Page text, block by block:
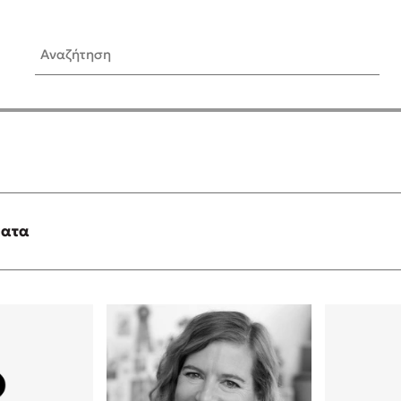
Αναζήτηση
είναι «το πρόβλημα»
αγνοείς
Τι είναι η
Δανάη Δεληγεώργη απαντά!
Συγχαρητήρια, Πέθανες!